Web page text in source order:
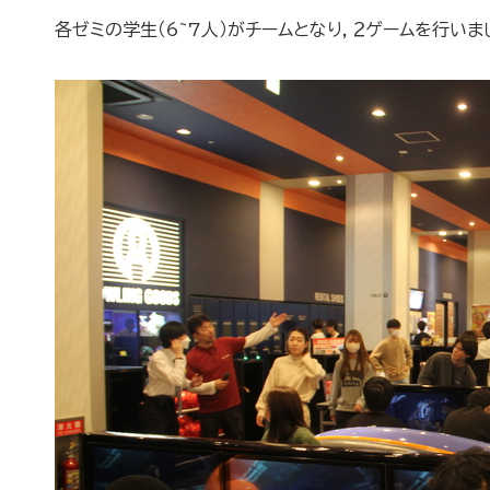
各ゼミの学生（6~7人）がチームとなり，２ゲームを行いま